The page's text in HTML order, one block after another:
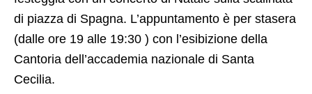
di piazza di Spagna. L’appuntamento è per stasera
(dalle ore 19 alle 19:30 ) con l’esibizione della
Cantoria dell’accademia nazionale di Santa
Cecilia.